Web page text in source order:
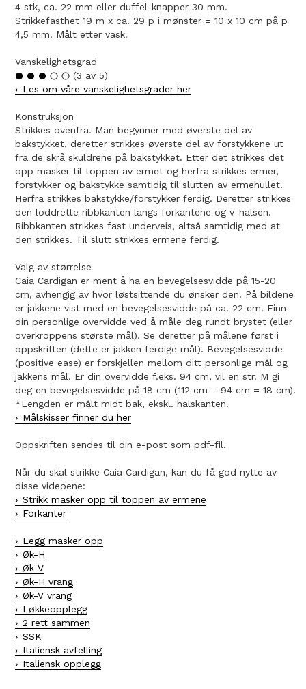
4 stk, ca. 22 mm eller duffel-knapper 30 mm.
Strikkefasthet 19 m x ca. 29 p i mønster = 10 x 10 cm på p
4,5 mm. Målt etter vask.
Vanskelighetsgrad
(3 av 5)
Les om våre vanskelighetsgrader her
Konstruksjon
Strikkes ovenfra. Man begynner med øverste del av
bakstykket, deretter strikkes øverste del av forstykkene ut
fra de skrå skuldrene på bakstykket. Etter det strikkes det
opp masker til toppen av ermet og herfra strikkes ermer,
forstykker og bakstykke samtidig til slutten av ermehullet.
Herfra strikkes bakstykke/forstykker ferdig. Deretter strikkes
den loddrette ribbkanten langs forkantene og v-halsen.
Ribbkanten strikkes fast underveis, altså samtidig med at
den strikkes. Til slutt strikkes ermene ferdig.
Valg av størrelse
Caia Cardigan er ment å ha en bevegelsesvidde på 15-20
cm, avhengig av hvor løstsittende du ønsker den. På bildene
er jakkene vist med en bevegelsesvidde på ca. 22 cm. Finn
din personlige overvidde ved å måle deg rundt brystet (eller
overkroppens største mål). Se deretter på målene først i
oppskriften (dette er jakken ferdige mål). Bevegelsesvidde
(positive ease) er forskjellen mellom ditt personlige mål og
jakkens mål. Er din overvidde f.eks. 94 cm, vil en str. M gi
deg en bevegelsesvidde på 18 cm (112 cm – 94 cm = 18 cm).
*Lengden er målt midt bak, ekskl. halskanten.
Målskisser finner du her
Oppskriften sendes til din e-post som pdf-fil.
Når du skal strikke Caia Cardigan, kan du få god nytte av
disse videoene:
Strikk masker opp til toppen av ermene
Forkanter
Legg masker opp
Øk-H
Øk-V
Øk-H vrang
Øk-V vrang
Løkkeopplegg
2 rett sammen
SSK
Italiensk avfelling
Italiensk opplegg